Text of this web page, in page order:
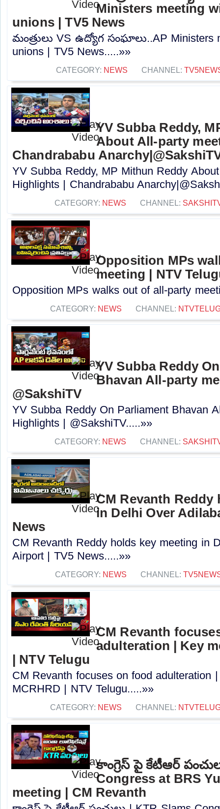
Ministers meeting
unions | TV5 News
మంత్రులు VS ఉద్యోగ సంఘాలు..AP Ministers
unions | TV5 News.....»»
CATEGORY: NEWS CHANNEL:
YV Subba Reddy,
About All-party
Chandrababu
YV Subba Reddy, MP Mithun Reddy
Highlights | Chandrababu
CATEGORY: NEWS CHANNEL:
Opposition MPs
meeting | NTV
Opposition MPs walks out of all-party
CATEGORY: NEWS CHANNEL:
YV Subba Reddy
Bhavan All-party
@SakshiTV
YV Subba Reddy On Parliament Bhavan
Highlights | @SakshiTV.....»»
CATEGORY: NEWS CHANNEL:
CM Revanth Reddy
in Delhi Over
News
CM Revanth Reddy holds key meeting in
Airport | TV5 News.....»»
CATEGORY: NEWS CHANNEL:
CM Revanth
adulteration | Key
| NTV Telugu
CM Revanth focuses on food adulteration
MCRHRD | NTV Telugu.....»»
CATEGORY: NEWS CHANNEL:
కాంగ్రెస్ పై కేటీఆర్
Congress at BRS
meeting | CM Revanth